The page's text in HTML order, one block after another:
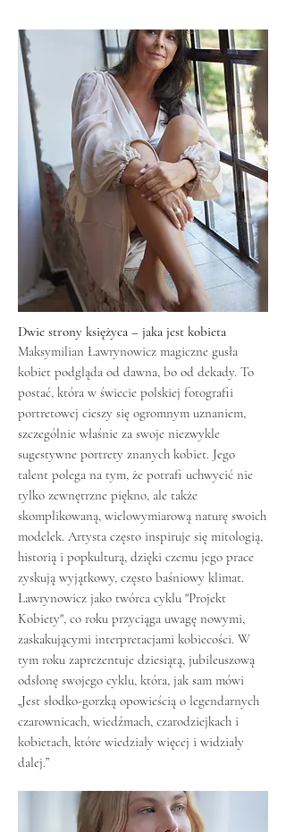
Dwie strony księżyca – jaka jest kobieta
Maksymilian Ławrynowicz magiczne gusła
kobiet podgląda od dawna, bo od dekady. To
postać, która w świecie polskiej fotografii
portretowej cieszy się ogromnym uznaniem,
szczególnie właśnie za swoje niezwykle
sugestywne portrety znanych kobiet. Jego
talent polega na tym, że potrafi uchwycić nie
tylko zewnętrzne piękno, ale także
skomplikowaną, wielowymiarową naturę swoich
modelek. Artysta często inspiruje się mitologią,
historią i popkulturą, dzięki czemu jego prace
zyskują wyjątkowy, często baśniowy klimat.
Ławrynowicz jako twórca cyklu "Projekt
Kobiety", co roku przyciąga uwagę nowymi,
zaskakującymi interpretacjami kobiecości. W
tym roku zaprezentuje dziesiątą, jubileuszową
odsłonę swojego cyklu, która, jak sam mówi
„Jest słodko-gorzką opowieścią o legendarnych
czarownicach, wiedźmach, czarodziejkach i
kobietach, które wiedziały więcej i widziały
dalej.”